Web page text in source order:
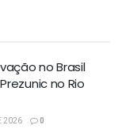
no Brasil
no Rio
2026 0